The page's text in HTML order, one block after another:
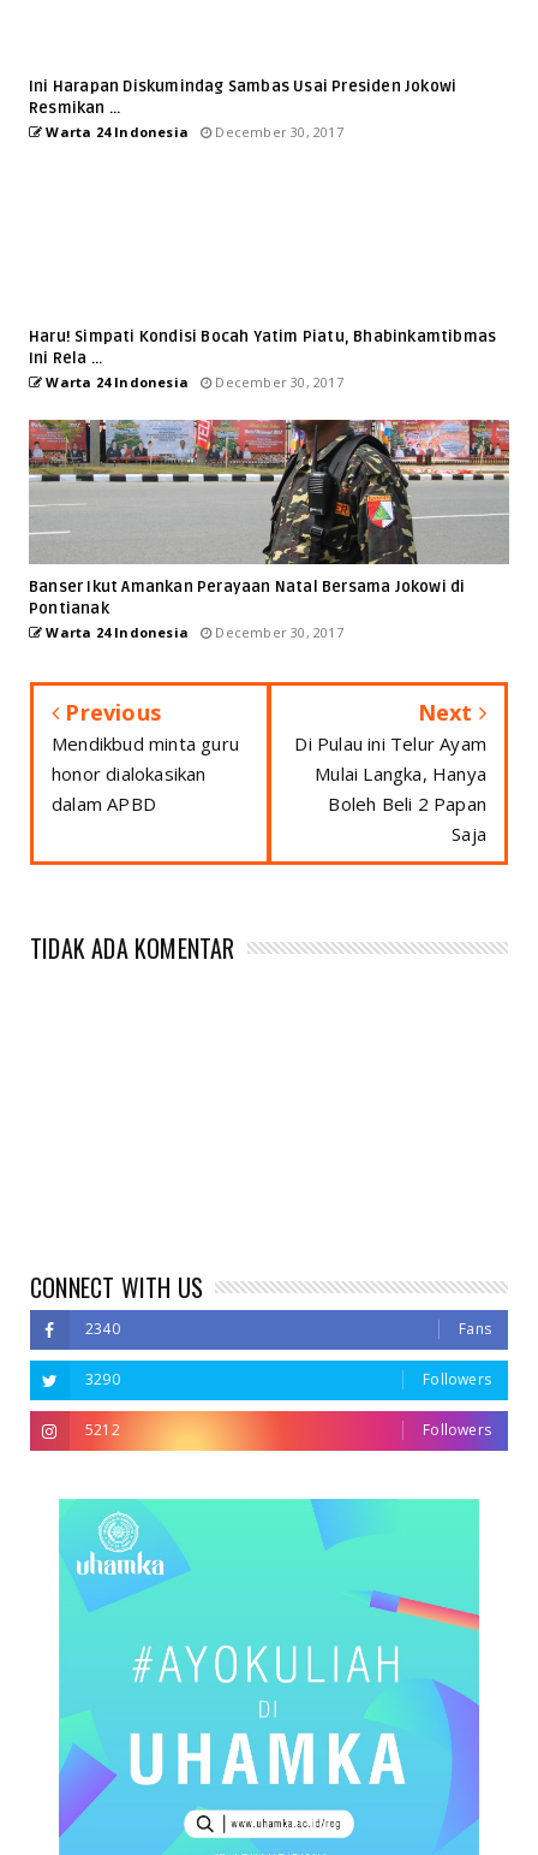
Ini Harapan Diskumindag Sambas Usai Presiden Jokowi
Resmikan ...
Warta 24 Indonesia December 30, 2017
Haru! Simpati Kondisi Bocah Yatim Piatu, Bhabinkamtibmas
Ini Rela ...
Warta 24 Indonesia December 30, 2017
Banser Ikut Amankan Perayaan Natal Bersama Jokowi di
Pontianak
Warta 24 Indonesia December 30, 2017
Previous
Mendikbud minta guru
honor dialokasikan
dalam APBD
Next
Di Pulau ini Telur Ayam
Mulai Langka, Hanya
Boleh Beli 2 Papan
Saja
TIDAK ADA KOMENTAR
CONNECT WITH US
2340 Fans
3290 Followers
5212 Followers